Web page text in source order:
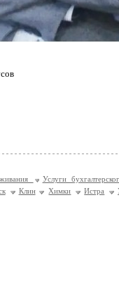
Услуги
Клин Химки Истра